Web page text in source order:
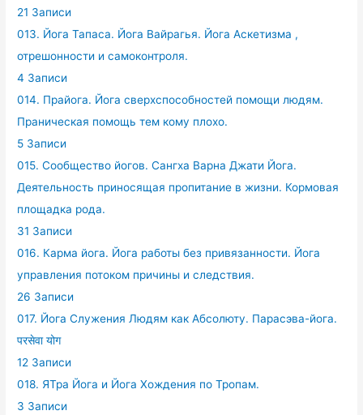
21 Записи
013. Йога Тапаса. Йога Вайрагья. Йога Аскетизма ,
отрешонности и самоконтроля.
4 Записи
014. Прайога. Йога сверхспособностей помощи людям.
Праническая помощь тем кому плохо.
5 Записи
015. Сообщество йогов. Сангха Варна Джати Йога.
Деятельность приносящая пропитание в жизни. Кормовая
площадка рода.
31 Записи
016. Карма йога. Йога работы без привязанности. Йога
управления потоком причины и следствия.
26 Записи
017. Йога Служения Людям как Абсолюту. Парасэва-йога.
परसेवा योग
12 Записи
018. ЯТра Йога и Йога Хождения по Тропам.
3 Записи